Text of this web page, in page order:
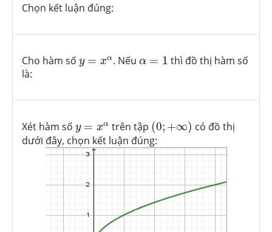
Chọn kết luận đúng:
Cho hàm số y = xα
y=x α . Nếu α = 1
α=1
thì đồ thị hàm số
là:
Xét hàm số y = xα
y=x α trên tập (0; +∞)
(0;+ ∞)
có đồ thị
dưới đây, chọn kết luận đúng: